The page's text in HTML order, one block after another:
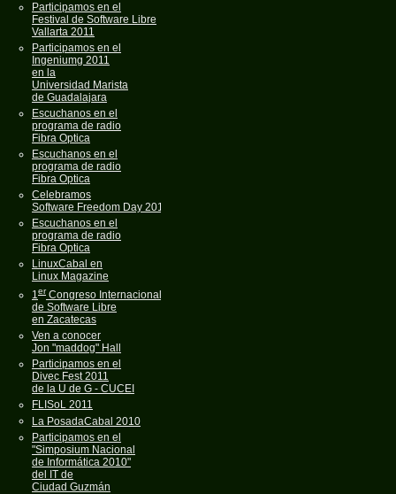
Participamos en el
Festival de Software Libre
Vallarta 2011
Participamos en el
Ingeniumg 2011
en la
Universidad Marista
de Guadalajara
Escuchanos en el
programa de radio
Fibra Optica
Escuchanos en el
programa de radio
Fibra Optica
Celebramos
Software Freedom Day 2011
Escuchanos en el
programa de radio
Fibra Optica
LinuxCabal en
Linux Magazine
1er Congreso Internacional
de Software Libre
en Zacatecas
Ven a conocer
Jon "maddog" Hall
Participamos en el
Divec Fest 2011
de la U de G - CUCEI
FLISoL 2011
La PosadaCabal 2010
Participamos en el
"Simposium Nacional
de Informática 2010"
del IT de
Ciudad Guzmán